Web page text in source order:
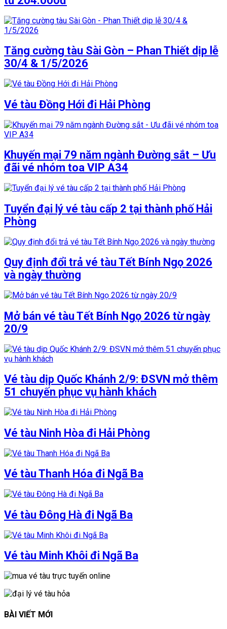
Tăng cường tàu Sài Gòn – Phan Thiết dịp lễ
30/4 & 1/5/2026
Vé tàu Đồng Hới đi Hải Phòng
Khuyến mại 79 năm ngành Đường sắt – Ưu
đãi vé nhóm toa VIP A34
Tuyển đại lý vé tàu cấp 2 tại thành phố Hải
Phòng
Quy định đổi trả vé tàu Tết Bính Ngọ 2026
và ngày thường
Mở bán vé tàu Tết Bính Ngọ 2026 từ ngày
20/9
Vé tàu dịp Quốc Khánh 2/9: ĐSVN mở thêm
51 chuyến phục vụ hành khách
Vé tàu Ninh Hòa đi Hải Phòng
Vé tàu Thanh Hóa đi Ngã Ba
Vé tàu Đông Hà đi Ngã Ba
Vé tàu Minh Khôi đi Ngã Ba
BÀI VIẾT MỚI